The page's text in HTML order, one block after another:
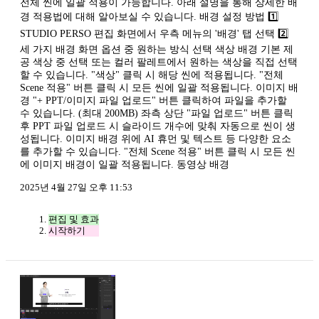
전체 씬에 일괄 적용이 가능합니다. 아래 설명을 통해 상세한 배
경 적용법에 대해 알아보실 수 있습니다. 배경 설정 방법 1️⃣
STUDIO PERSO 편집 화면에서 우측 메뉴의 '배경' 탭 선택 2️⃣
세 가지 배경 화면 옵션 중 원하는 방식 선택 색상 배경 기본 제
공 색상 중 선택 또는 컬러 팔레트에서 원하는 색상을 직접 선택
할 수 있습니다. "색상" 클릭 시 해당 씬에 적용됩니다. "전체
Scene 적용" 버튼 클릭 시 모든 씬에 일괄 적용됩니다. 이미지 배
경 "+ PPT/이미지 파일 업로드" 버튼 클릭하여 파일을 추가할
수 있습니다. (최대 200MB) 좌측 상단 "파일 업로드" 버튼 클릭
후 PPT 파일 업로드 시 슬라이드 개수에 맞춰 자동으로 씬이 생
성됩니다. 이미지 배경 위에 AI 휴먼 및 텍스트 등 다양한 요소
를 추가할 수 있습니다. "전체 Scene 적용" 버튼 클릭 시 모든 씬
에 이미지 배경이 일괄 적용됩니다. 동영상 배경
2025년 4월 27일 오후 11:53
편집 및 효과
시작하기